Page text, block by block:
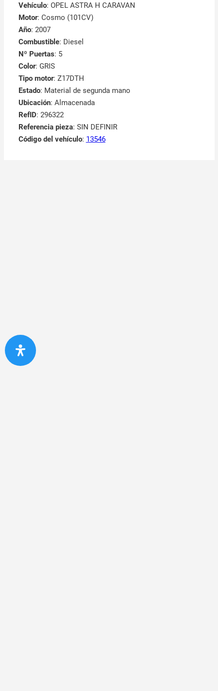
Vehículo: OPEL ASTRA H CARAVAN
Motor: Cosmo (101CV)
Año: 2007
Combustible: Diesel
Nº Puertas: 5
Color: GRIS
Tipo motor: Z17DTH
Estado: Material de segunda mano
Ubicación: Almacenada
RefID: 296322
Referencia pieza: SIN DEFINIR
Código del vehículo: 13546